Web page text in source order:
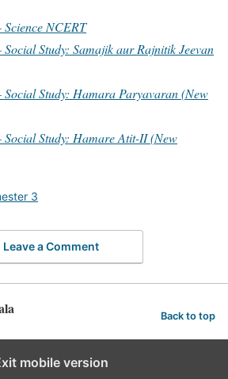
NCERT
Study: Samajik aur Rajnitik Jeevan
Social Study: Hamara Paryavaran (New
Social Study: Hamare Atit-II (New
3
Leave a Comment
Back to top
mobile version